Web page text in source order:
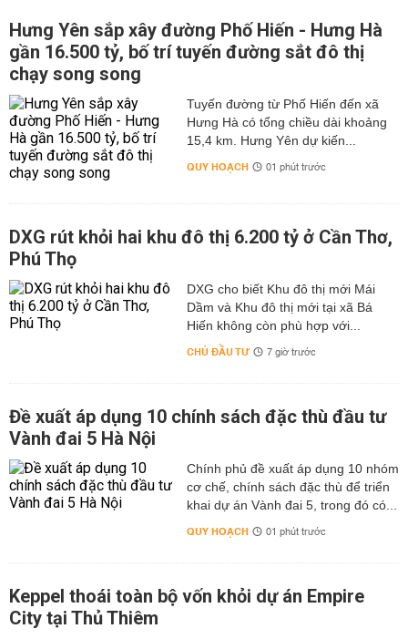
Hưng Yên sắp xây đường Phố Hiến - Hưng Hà
gần 16.500 tỷ, bố trí tuyến đường sắt đô thị
chạy song song
Tuyến đường từ Phố Hiến đến xã
Hưng Hà có tổng chiều dài khoảng
15,4 km. Hưng Yên dự kiến...
QUY HOẠCH 01 phút trước
DXG rút khỏi hai khu đô thị 6.200 tỷ ở Cần Thơ,
Phú Thọ
DXG cho biết Khu đô thị mới Mái
Dầm và Khu đô thị mới tại xã Bá
Hiến không còn phù hợp với...
CHỦ ĐẦU TƯ 7 giờ trước
Đề xuất áp dụng 10 chính sách đặc thù đầu tư
Vành đai 5 Hà Nội
Chính phủ đề xuất áp dụng 10 nhóm
cơ chế, chính sách đặc thù để triển
khai dự án Vành đai 5, trong đó có...
QUY HOẠCH 01 phút trước
Keppel thoái toàn bộ vốn khỏi dự án Empire
City tại Thủ Thiêm